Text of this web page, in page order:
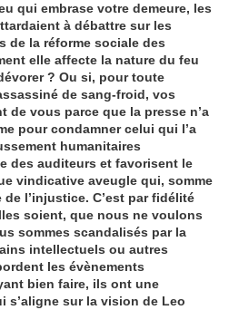
qui embrase votre demeure, les
à débattre sur les
de la réforme sociale des
elle affecte la nature du feu
? Ou si, pour toute
de sang-froid, vos
de vous parce que la presse n’a
pour condamner celui qui l’a
humanitaires
des auditeurs et favorisent le
vindicative aveugle qui, somme
l’injustice. C’est par fidélité
soient, que nous ne voulons
sommes scandalisés par la
intellectuels ou autres
les évènements
bien faire, ils ont une
s’aligne sur la vision de Leo